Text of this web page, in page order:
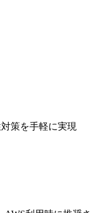
策を手軽に実現